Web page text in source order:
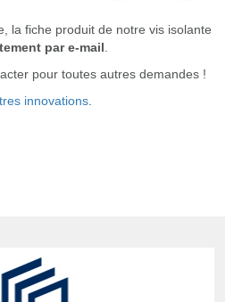
la fiche produit de notre vis isolante
par e-mail
pour toutes autres demandes !
innovations